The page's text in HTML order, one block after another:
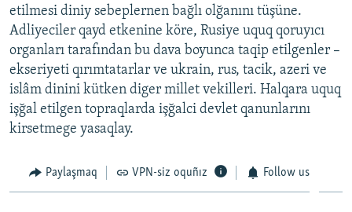
etilmesi diniy sebeplernen bağlı olğanını tüşüne.
Adliyeciler qayd etkenine köre, Rusiye uquq qoruyıcı
organları tarafından bu dava boyunca taqip etilgenler –
ekseriyeti qırımtatarlar ve ukrain, rus, tacik, azeri ve
islâm dinini kütken diger millet vekilleri. Halqara uquq
işğal etilgen topraqlarda işğalci devlet qanunlarını
kirsetmege yasaqlay.
Paylaşmaq VPN-siz oquñız Follow us